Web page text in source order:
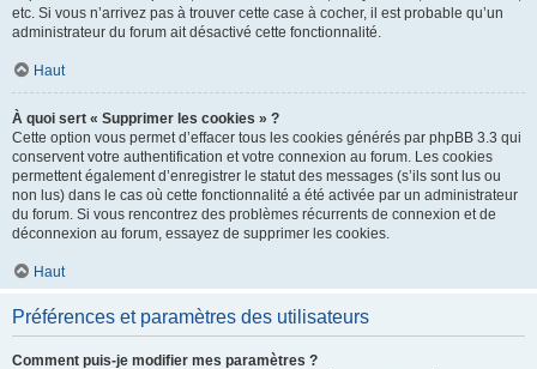
etc. Si vous n’arrivez pas à trouver cette case à cocher, il est probable qu’un
administrateur du forum ait désactivé cette fonctionnalité.
Haut
À quoi sert « Supprimer les cookies » ?
Cette option vous permet d’effacer tous les cookies générés par phpBB 3.3 qui
conservent votre authentification et votre connexion au forum. Les cookies
permettent également d’enregistrer le statut des messages (s’ils sont lus ou
non lus) dans le cas où cette fonctionnalité a été activée par un administrateur
du forum. Si vous rencontrez des problèmes récurrents de connexion et de
déconnexion au forum, essayez de supprimer les cookies.
Haut
Préférences et paramètres des utilisateurs
Comment puis-je modifier mes paramètres ?